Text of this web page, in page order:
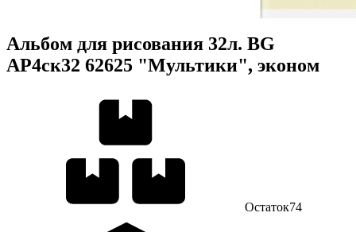
Альбом для рисования 32л. BG
АР4ск32 62625 "Мультики", эконом
Остаток74